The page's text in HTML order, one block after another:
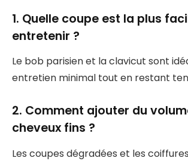
1. Quelle coupe est la plus
entretenir ?
Le bob parisien et la clavicut sont
entretien minimal tout en restant
2. Comment ajouter du
cheveux fins ?
Les coupes dégradées et les